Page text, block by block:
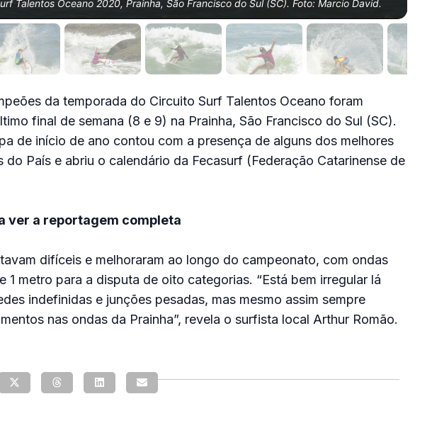
Talentos Oceano 2020, Prainha, São Francisco do Sul (SC). Foto: Marcio David.
da temporada do Circuito Surf Talentos Oceano foram
final de semana (8 e 9) na Prainha, São Francisco do Sul (SC).
de início de ano contou com a presença de alguns dos melhores
do País e abriu o calendário da Fecasurf (Federação Catarinense de
ver a reportagem completa
difíceis e melhoraram ao longo do campeonato, com ondas
1 metro para a disputa de oito categorias. “Está bem irregular lá
indefinidas e junções pesadas, mas mesmo assim sempre
nas ondas da Prainha”, revela o surfista local Arthur Romão.